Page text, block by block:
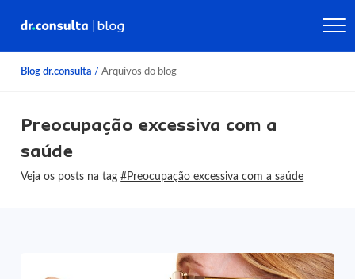
Blog dr.consulta / Arquivos do blog
Preocupação excessiva com a
saúde
Veja os posts na tag#Preocupação excessiva com a saúde